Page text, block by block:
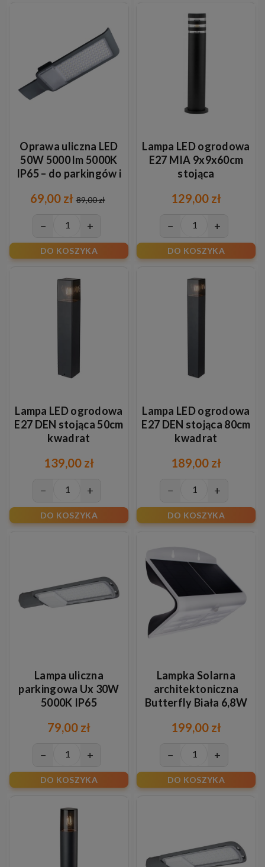
Oprawa uliczna LED
50W 5000 lm 5000K
IP65 – do parkingów i
69,00 zł 89,00 zł
− +
DO KOSZYKA
Lampa LED ogrodowa
E27 MIA 9x9x60cm
stojąca
129,00 zł
− +
DO KOSZYKA
Lampa LED ogrodowa
E27 DEN stojąca 50cm
kwadrat
139,00 zł
− +
DO KOSZYKA
Lampa LED ogrodowa
E27 DEN stojąca 80cm
kwadrat
189,00 zł
− +
DO KOSZYKA
Lampa uliczna
parkingowa Ux 30W
5000K IP65
79,00 zł
− +
DO KOSZYKA
Lampka Solarna
architektoniczna
Butterfly Biała 6,8W
199,00 zł
− +
DO KOSZYKA